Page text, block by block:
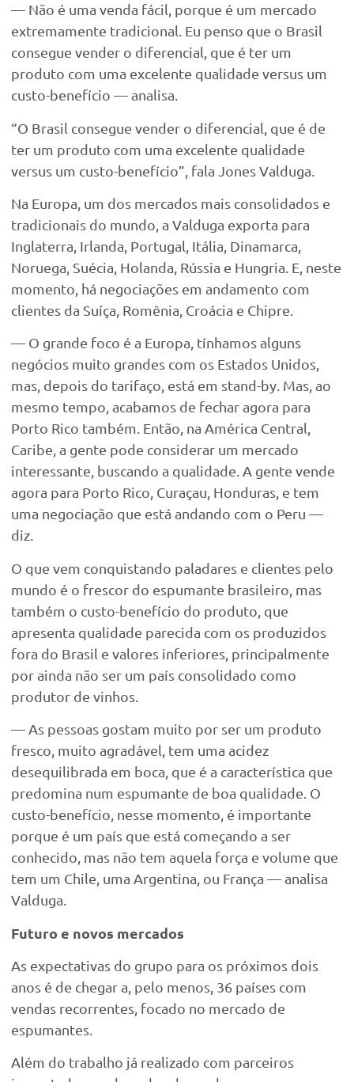
— Não é uma venda fácil, porque é um mercado
extremamente tradicional. Eu penso que o Brasil
consegue vender o diferencial, que é ter um
produto com uma excelente qualidade versus um
custo-benefício — analisa.
“O Brasil consegue vender o diferencial, que é de
ter um produto com uma excelente qualidade
versus um custo-benefício”, fala Jones Valduga.
Na Europa, um dos mercados mais consolidados e
tradicionais do mundo, a Valduga exporta para
Inglaterra, Irlanda, Portugal, Itália, Dinamarca,
Noruega, Suécia, Holanda, Rússia e Hungria. E, neste
momento, há negociações em andamento com
clientes da Suíça, Romênia, Croácia e Chipre.
— O grande foco é a Europa, tínhamos alguns
negócios muito grandes com os Estados Unidos,
mas, depois do tarifaço, está em stand-by. Mas, ao
mesmo tempo, acabamos de fechar agora para
Porto Rico também. Então, na América Central,
Caribe, a gente pode considerar um mercado
interessante, buscando a qualidade. A gente vende
agora para Porto Rico, Curaçau, Honduras, e tem
uma negociação que está andando com o Peru —
diz.
O que vem conquistando paladares e clientes pelo
mundo é o frescor do espumante brasileiro, mas
também o custo-benefício do produto, que
apresenta qualidade parecida com os produzidos
fora do Brasil e valores inferiores, principalmente
por ainda não ser um país consolidado como
produtor de vinhos.
— As pessoas gostam muito por ser um produto
fresco, muito agradável, tem uma acidez
desequilibrada em boca, que é a característica que
predomina num espumante de boa qualidade. O
custo-benefício, nesse momento, é importante
porque é um país que está começando a ser
conhecido, mas não tem aquela força e volume que
tem um Chile, uma Argentina, ou França — analisa
Valduga.
Futuro e novos mercados
As expectativas do grupo para os próximos dois
anos é de chegar a, pelo menos, 36 países com
vendas recorrentes, focado no mercado de
espumantes.
Além do trabalho já realizado com parceiros